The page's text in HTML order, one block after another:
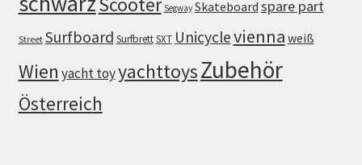
Segway Skateboard spare part
Street Surfboard SurfbrettSXT Unicyclevienna weiß
Wien yacht toyyachttoysZubehör
Österreich